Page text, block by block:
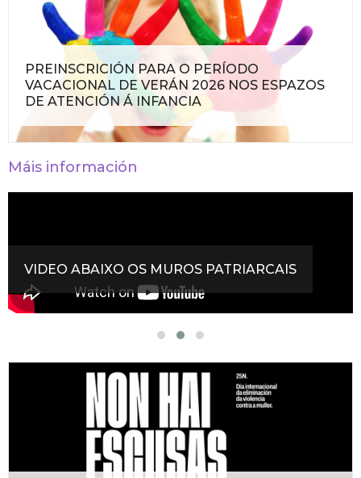
PREINSCRICIÓN PARA O PERÍODO
VACACIONAL DE VERÁN 2026 NOS ESPAZOS
DE ATENCIÓN Á INFANCIA
Máis información
VIDEO ABAIXO OS MUROS PATRIARCAIS